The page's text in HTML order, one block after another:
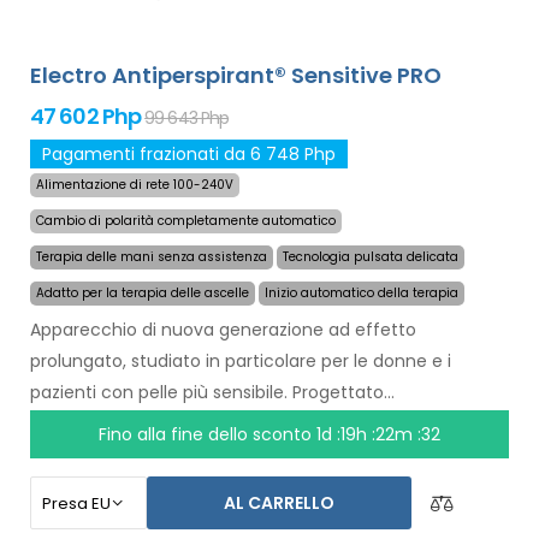
Electro Antiperspirant® Sensitive PRO
47 602 Php99 643 Php
Pagamenti frazionati da 6 748 Php
Alimentazione di rete 100-240V
Cambio di polarità completamente automatico
Terapia delle mani senza assistenza
Tecnologia pulsata delicata
Adatto per la terapia delle ascelle
Inizio automatico della terapia
Apparecchio di nuova generazione ad effetto
prolungato, studiato in particolare per le donne e i
pazienti con pelle più sensibile. Progettato
specificamente per la terapia di entrambe le mani
senza l'assistenza di un'altra persona, dei piedi e della
sudorazione eccessiva nella zona ascellare grazie ad
adattatori confortevoli da inserire sotto le ascelle.
Fino alla fine dello sconto1d :19h :22m :31
AL CARRELLO